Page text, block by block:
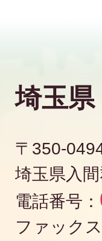
埼玉県
〒350-
埼玉県入
電話番号：
ファック